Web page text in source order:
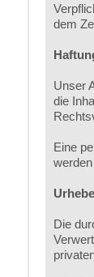
dem
Unser
die
Eine
Die